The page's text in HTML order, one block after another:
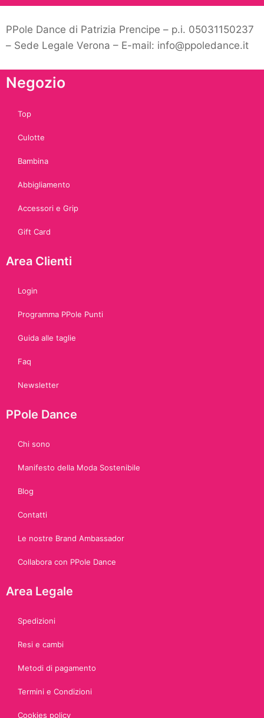
PPole Dance di Patrizia Prencipe – p.i. 05031150237
– Sede Legale Verona – E-mail: info@ppoledance.it
Negozio
Top
Culotte
Bambina
Abbigliamento
Accessori e Grip
Gift Card
Area Clienti
Login
Programma PPole Punti
Guida alle taglie
Faq
Newsletter
PPole Dance
Chi sono
Manifesto della Moda Sostenibile
Blog
Contatti
Le nostre Brand Ambassador
Collabora con PPole Dance
Area Legale
Spedizioni
Resi e cambi
Metodi di pagamento
Termini e Condizioni
Cookies policy